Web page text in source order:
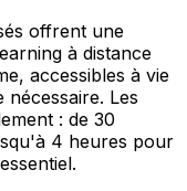
offrent une
à distance
accessibles à vie
Les
: de 30
4 heures pour